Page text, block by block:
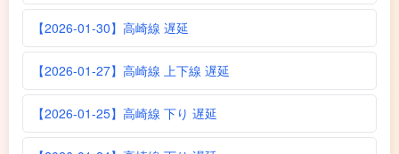
【2026-01-30】高崎線 遅延
【2026-01-27】高崎線 上下線 遅延
【2026-01-25】高崎線 下り 遅延